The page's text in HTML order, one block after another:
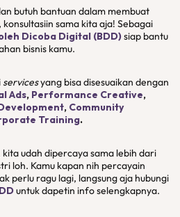
butuh bantuan dalam membuat
konsultasiin sama kita aja! Sebagai
Dicoba Digital (BDD)siap bantu
bisnis kamu.
servicesyang bisa disesuaikan dengan
Ads, Performance Creative,
, Community
Training.
kita udah dipercaya sama lebih dari
loh. Kamu kapan nih percayain
perlu ragu lagi, langsung aja hubungi
untuk dapetin info selengkapnya.